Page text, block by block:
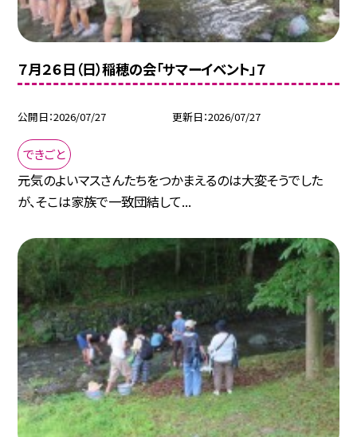
７月２６日（日）稲穂の会「サマーイベント」７
公開日 2026/07/27 更新日 2026/07/27
できごと
元気のよいマスさんたちをつかまえるのは大変そうでした
が、そこは家族で一致団結して...